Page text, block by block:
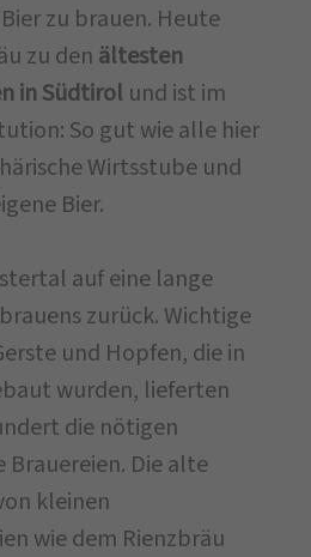
zu brauen. Heute
zu den ältesten
in Südtirol und ist im
So gut wie alle hier
Wirtsstube und
Bier.
auf eine lange
zurück. Wichtige
und Hopfen, die in
wurden, lieferten
die nötigen
Die alte
kleinen
wie dem Rienzbräu